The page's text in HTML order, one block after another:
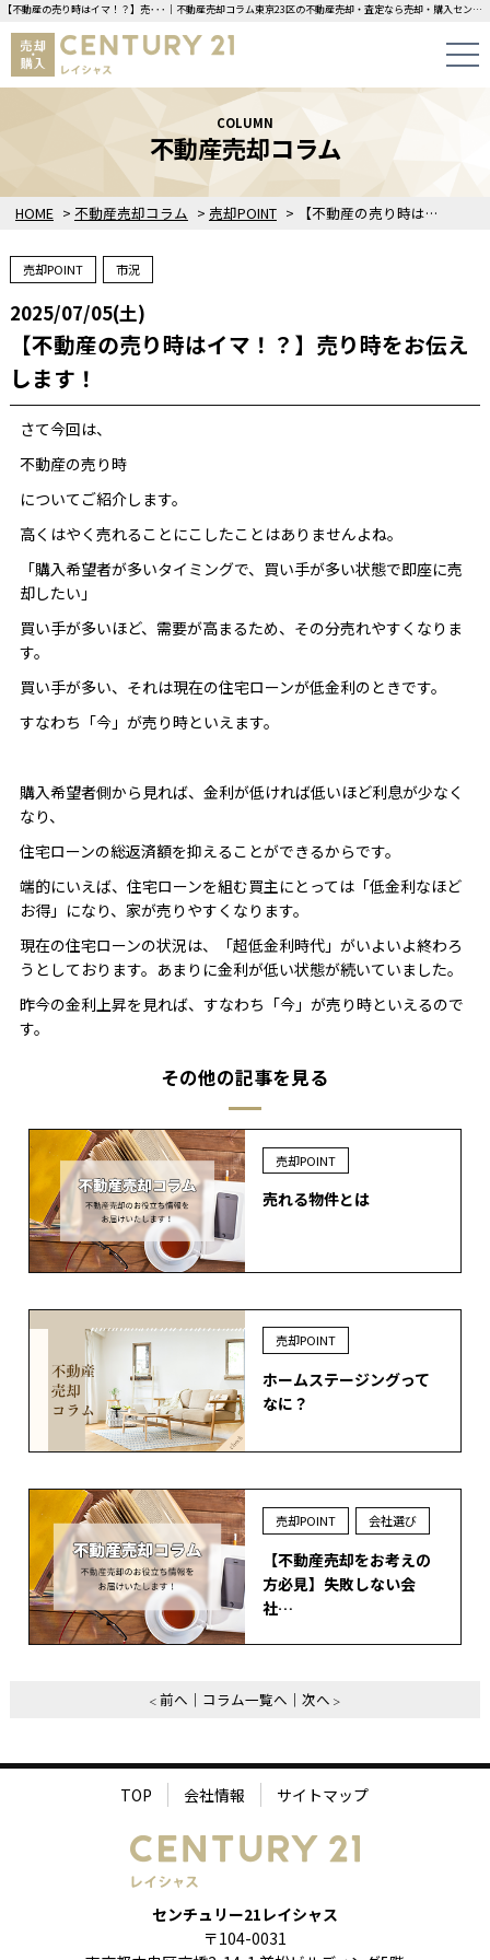
【不動産の売り時はイマ！？】売･･･｜不動産売却コラム東京23区の不動産売却・査定なら売却・購入センチュリー21レイシャスにお任せください！
HOME > 不動産売却コラム > 売却POINT > 【不動産の売り時はイマ！？】売り時をお伝えします！
COLUMN
不動産売却コラム
売却POINT 市況
2025/07/05(土)
【不動産の売り時はイマ！？】売り時をお伝え
します！
さて今回は、
不動産の売り時
についてご紹介します。
高くはやく売れることにこしたことはありませんよね。
「購入希望者が多いタイミングで、買い手が多い状態で即座に売
却したい」
買い手が多いほど、需要が高まるため、その分売れやすくなりま
す。
買い手が多い、それは現在の住宅ローンが低金利のときです。
すなわち「今」が売り時といえます。
購入希望者側から見れば、金利が低ければ低いほど利息が少なく
なり、
住宅ローンの総返済額を抑えることができるからです。
端的にいえば、住宅ローンを組む買主にとっては「低金利なほど
お得」になり、家が売りやすくなります。
現在の住宅ローンの状況は、「超低金利時代」がいよいよ終わろ
うとしております。あまりに金利が低い状態が続いていました。
昨今の金利上昇を見れば、すなわち「今」が売り時といえるので
す。
その他の記事を見る
売却POINT
売れる物件とは
売却POINT
ホームステージングって
なに？
売却POINT 会社選び
【不動産売却をお考えの
方必見】失敗しない会
社…
前へ コラム一覧へ 次へ
TOP 会社情報 サイトマップ
センチュリー21レイシャス
〒104-0031